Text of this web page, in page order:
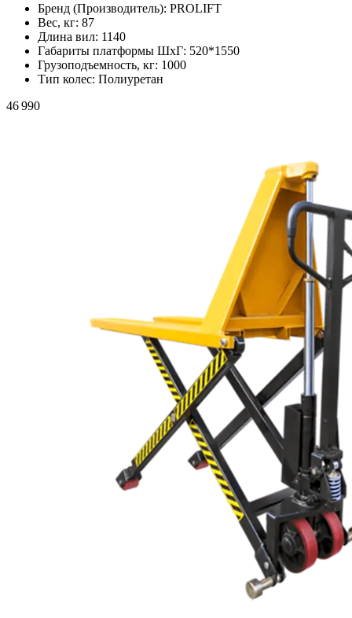
Бренд (Производитель): PROLIFT
Вес, кг: 87
Длина вил: 1140
Габариты платформы ШxГ: 520*1550
Грузоподъемность, кг: 1000
Тип колес: Полиуретан
46 990